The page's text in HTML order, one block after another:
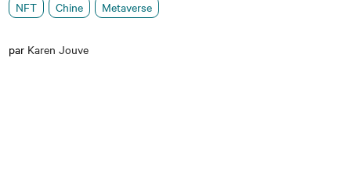
NFT Chine Metaverse
par Karen Jouve